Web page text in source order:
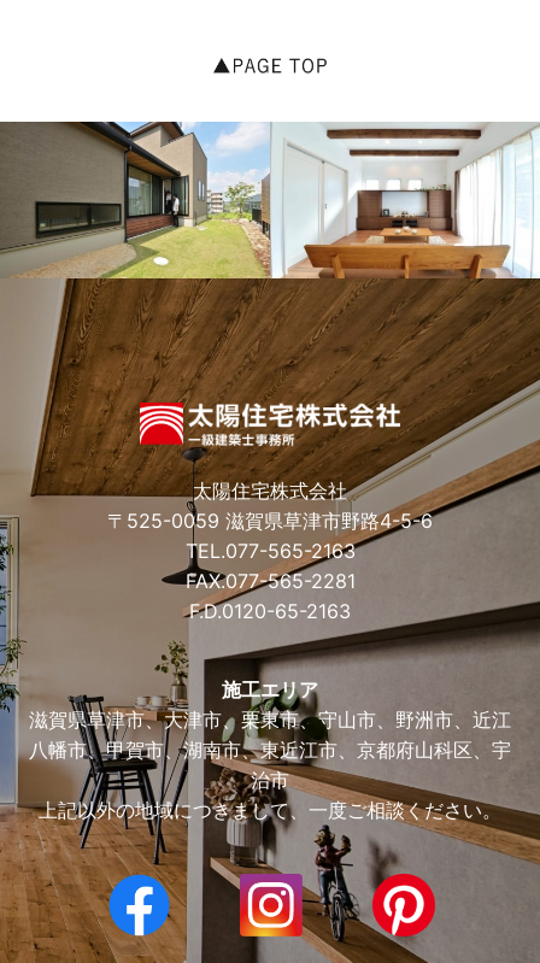
太陽住宅株式会社
〒525-0059 滋賀県草津市野路4-5-6
TEL.077-565-2163
FAX.077-565-2281
F.D.0120-65-2163
施工エリア
滋賀県草津市、大津市、栗東市、守山市、野洲市、近江
八幡市、甲賀市、湖南市、東近江市、京都府山科区、宇
治市
上記以外の地域につきまして、一度ご相談ください。